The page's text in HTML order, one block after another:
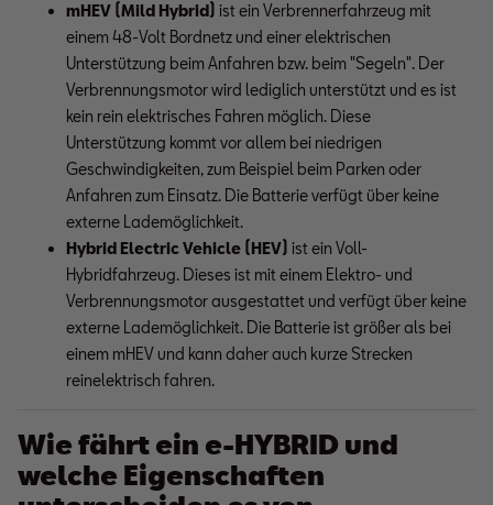
mHEV (Mild Hybrid) ist ein Verbrennerfahrzeug mit
einem 48-Volt Bordnetz und einer elektrischen
Unterstützung beim Anfahren bzw. beim "Segeln". Der
Verbrennungsmotor wird lediglich unterstützt und es ist
kein rein elektrisches Fahren möglich. Diese
Unterstützung kommt vor allem bei niedrigen
Geschwindigkeiten, zum Beispiel beim Parken oder
Anfahren zum Einsatz. Die Batterie verfügt über keine
externe Lademöglichkeit.
Hybrid Electric Vehicle (HEV) ist ein Voll-
Hybridfahrzeug. Dieses ist mit einem Elektro- und
Verbrennungsmotor ausgestattet und verfügt über keine
externe Lademöglichkeit. Die Batterie ist größer als bei
einem mHEV und kann daher auch kurze Strecken
reinelektrisch fahren.
Wie fährt ein e-HYBRID und
welche Eigenschaften